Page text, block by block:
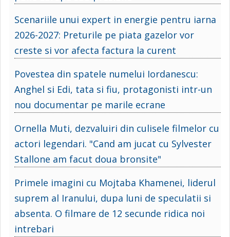
Scenariile unui expert in energie pentru iarna
2026-2027: Preturile pe piata gazelor vor
creste si vor afecta factura la curent
Povestea din spatele numelui Iordanescu:
Anghel si Edi, tata si fiu, protagonisti intr-un
nou documentar pe marile ecrane
Ornella Muti, dezvaluiri din culisele filmelor cu
actori legendari. "Cand am jucat cu Sylvester
Stallone am facut doua bronsite"
Primele imagini cu Mojtaba Khamenei, liderul
suprem al Iranului, dupa luni de speculatii si
absenta. O filmare de 12 secunde ridica noi
intrebari